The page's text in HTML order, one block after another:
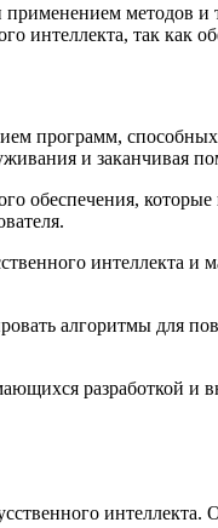
методов и
интеллекта, так как
программ,
и заканчивая
обеспечения,
интеллекта
алгоритмы для
разработкой и